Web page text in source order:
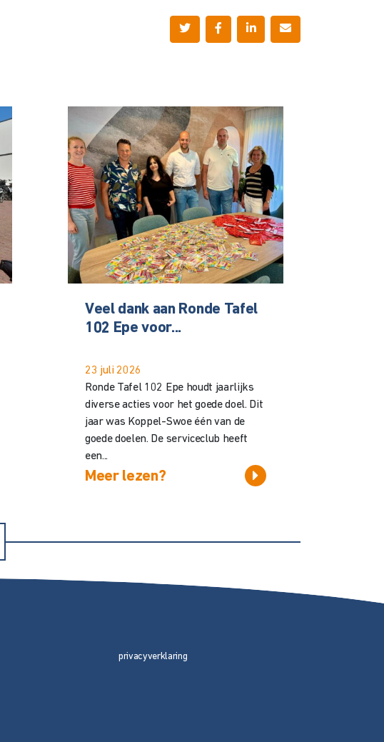
Veel dank aan Ronde Tafel
102 Epe voor...
23 juli 2026
Ronde Tafel 102 Epe houdt jaarlijks
diverse acties voor het goede doel. Dit
jaar was Koppel-Swoe één van de
goede doelen. De serviceclub heeft
een...
Meer lezen?
privacyverklaring